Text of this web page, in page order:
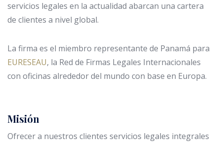
servicios legales en la actualidad abarcan una cartera
de clientes a nivel global.
La firma es el miembro representante de Panamá para
EURESEAU, la Red de Firmas Legales Internacionales
con oficinas alrededor del mundo con base en Europa.
Misión
Ofrecer a nuestros clientes servicios legales integrales